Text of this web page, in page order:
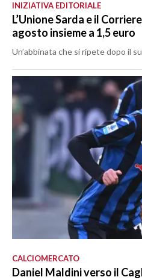
INIZIATIVA EDITORIALE
L’Unione Sarda e il
agosto insieme a 1,5 euro
Un’abbinata che si ripete dopo il
CALCIOMERCATO
Daniel Maldini verso il